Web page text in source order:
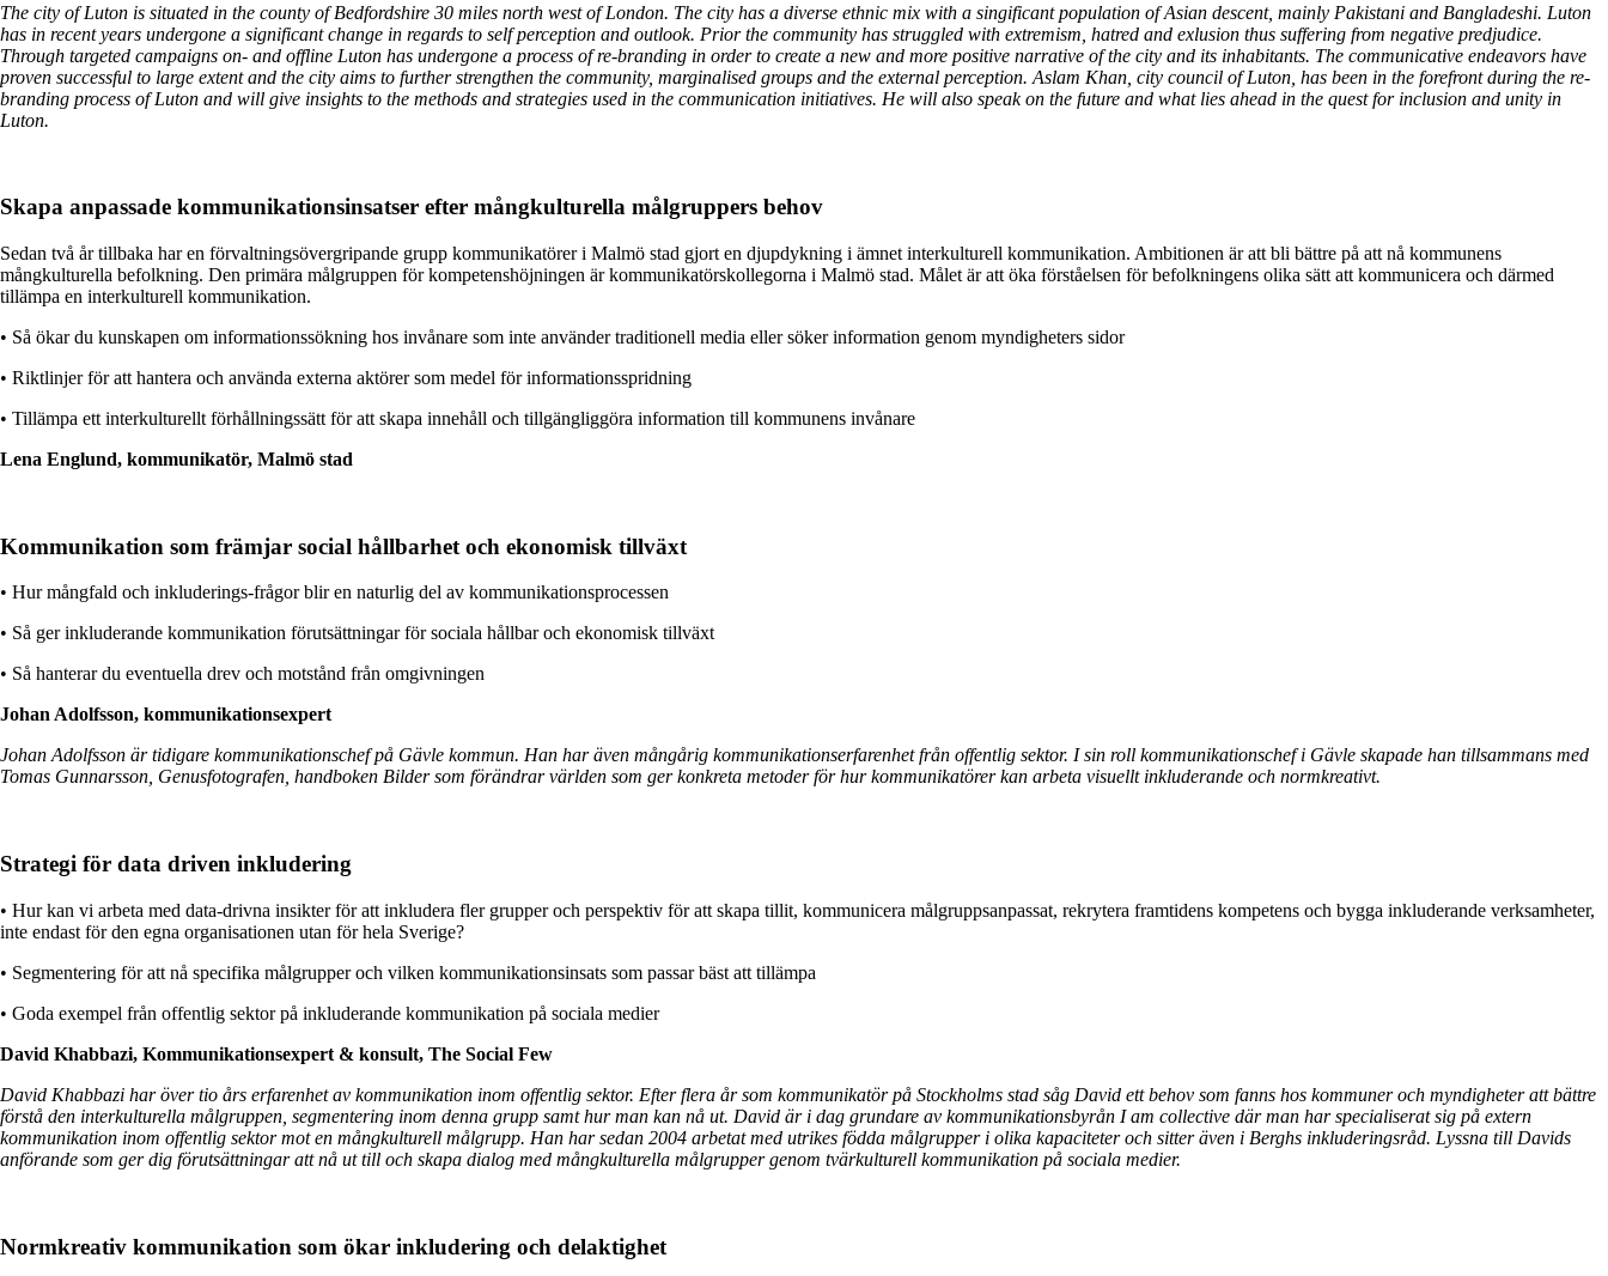
The city of Luton is situated in the county of Bedfordshire 30 miles north west of London. The city has a diverse ethnic mix with a singificant population of Asian descent, mainly Pakistani and Bangladeshi. Luton
has in recent years undergone a significant change in regards to self perception and outlook. Prior the community has struggled with extremism, hatred and exlusion thus suffering from negative predjudice.
Through targeted campaigns on- and offline Luton has undergone a process of re-branding in order to create a new and more positive narrative of the city and its inhabitants. The communicative endeavors have
proven successful to large extent and the city aims to further strengthen the community, marginalised groups and the external perception. Aslam Khan, city council of Luton, has been in the forefront during the re-
branding process of Luton and will give insights to the methods and strategies used in the communication initiatives. He will also speak on the future and what lies ahead in the quest for inclusion and unity in
Luton.
Skapa anpassade kommunikationsinsatser efter mångkulturella målgruppers behov
Sedan två år tillbaka har en förvaltningsövergripande grupp kommunikatörer i Malmö stad gjort en djupdykning i ämnet interkulturell kommunikation. Ambitionen är att bli bättre på att nå kommunens
mångkulturella befolkning. Den primära målgruppen för kompetenshöjningen är kommunikatörskollegorna i Malmö stad. Målet är att öka förståelsen för befolkningens olika sätt att kommunicera och därmed
tillämpa en interkulturell kommunikation.
• Så ökar du kunskapen om informationssökning hos invånare som inte använder traditionell media eller söker information genom myndigheters sidor
• Riktlinjer för att hantera och använda externa aktörer som medel för informationsspridning
• Tillämpa ett interkulturellt förhållningssätt för att skapa innehåll och tillgängliggöra information till kommunens invånare
Lena Englund, kommunikatör, Malmö stad
Kommunikation som främjar social hållbarhet och ekonomisk tillväxt
• Hur mångfald och inkluderings-frågor blir en naturlig del av kommunikationsprocessen
• Så ger inkluderande kommunikation förutsättningar för sociala hållbar och ekonomisk tillväxt
• Så hanterar du eventuella drev och motstånd från omgivningen
Johan Adolfsson, kommunikationsexpert
Johan Adolfsson är tidigare kommunikationschef på Gävle kommun. Han har även mångårig kommunikationserfarenhet från offentlig sektor. I sin roll kommunikationschef i Gävle skapade han tillsammans med
Tomas Gunnarsson, Genusfotografen, handboken Bilder som förändrar världen som ger konkreta metoder för hur kommunikatörer kan arbeta visuellt inkluderande och normkreativt.
Strategi för data driven inkludering
• Hur kan vi arbeta med data-drivna insikter för att inkludera fler grupper och perspektiv för att skapa tillit, kommunicera målgruppsanpassat, rekrytera framtidens kompetens och bygga inkluderande verksamheter,
inte endast för den egna organisationen utan för hela Sverige?
• Segmentering för att nå specifika målgrupper och vilken kommunikationsinsats som passar bäst att tillämpa
• Goda exempel från offentlig sektor på inkluderande kommunikation på sociala medier
David Khabbazi, Kommunikationsexpert & konsult, The Social Few
David Khabbazi har över tio års erfarenhet av kommunikation inom offentlig sektor. Efter flera år som kommunikatör på Stockholms stad såg David ett behov som fanns hos kommuner och myndigheter att bättre
förstå den interkulturella målgruppen, segmentering inom denna grupp samt hur man kan nå ut. David är i dag grundare av kommunikationsbyrån I am collective där man har specialiserat sig på extern
kommunikation inom offentlig sektor mot en mångkulturell målgrupp. Han har sedan 2004 arbetat med utrikes födda målgrupper i olika kapaciteter och sitter även i Berghs inkluderingsråd. Lyssna till Davids
anförande som ger dig förutsättningar att nå ut till och skapa dialog med mångkulturella målgrupper genom tvärkulturell kommunikation på sociala medier.
Normkreativ kommunikation som ökar inkludering och delaktighet